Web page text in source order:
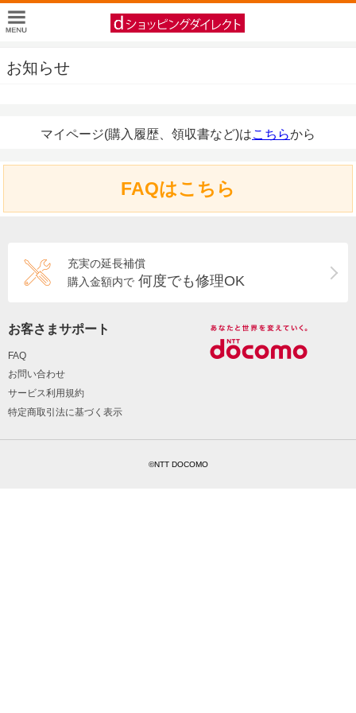
お知らせ
マイページ(購入履歴、領収書など)はこちらから
FAQはこちら
充実の延長補償
購入金額内で 何度でも修理OK
お客さまサポート
FAQ
お問い合わせ
サービス利用規約
特定商取引法に基づく表示
©NTT DOCOMO